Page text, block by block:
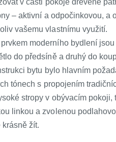
v části pokoje dřevěné
– aktivní a odpočinkovou,
vašemu vlastnímu využití.
moderního bydlení
do předsíně a druhý do
bytu bylo hlavním
tónech s propojením
stropy v obývacím
linkou a zvolenou
krásně žít.